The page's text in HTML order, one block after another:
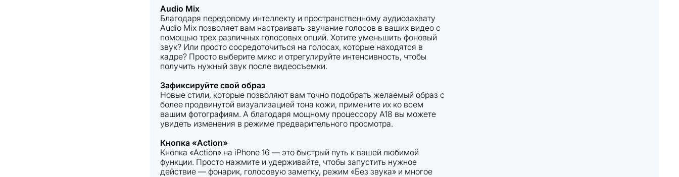
Audio Mix
Благодаря передовому интеллекту и пространственному аудиозахвату
Audio Mix позволяет вам настраивать звучание голосов в ваших видео с
помощью трех различных голосовых опций. Хотите уменьшить фоновый
звук? Или просто сосредоточиться на голосах, которые находятся в
кадре? Просто выберите микс и отрегулируйте интенсивность, чтобы
получить нужный звук после видеосъемки.
Зафиксируйте свой образ
Новые стили, которые позволяют вам точно подобрать желаемый образ с
более продвинутой визуализацией тона кожи, примените их ко всем
вашим фотографиям. А благодаря мощному процессору A18 вы можете
увидеть изменения в режиме предварительного просмотра.
Кнопка «Action»
Кнопка «Action» на iPhone 16 — это быстрый путь к вашей любимой
функции. Просто нажмите и удерживайте, чтобы запустить нужное
действие — фонарик, голосовую заметку, режим «Без звука» и многое